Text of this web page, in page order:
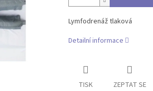
Lymfodrenáž tlaková
Detailní informace
TISK ZEPTAT SE